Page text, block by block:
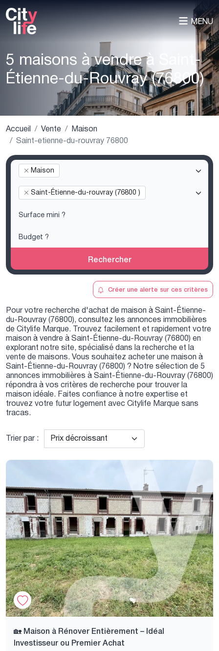
MENU
5 maisons à vendre à Saint-
Étienne-du-Rouvray (76800)
Accueil Vente
Maison
Saint-etienne-du-rouvray 76800
Maison
Saint-Étienne-du-rouvray (76800 )
Rechercher
Créer une alerte sur ces critères
Pour votre recherche d'achat de maison à Saint-Étienne-
du-Rouvray (76800), consultez les annonces immobilières
de Citylife Marque. Trouvez facilement et rapidement votre
maison à vendre à Saint-Étienne-du-Rouvray (76800) en
explorant notre site, spécialisé dans la recherche et la
vente de maisons. Vous souhaitez acheter une maison à
Saint-Étienne-du-Rouvray (76800) ? Notre sélection de 5
annonces immobilières à Saint-Étienne-du-Rouvray (76800)
répondra à vos critères de recherche pour trouver la
maison idéale. Faites confiance à notre expertise et
trouvez votre futur logement avec Citylife Marque sans
tracas.
Trier par :
🏡 Maison à Rénover Entièrement – Idéal
Investisseur ou Premier Achat